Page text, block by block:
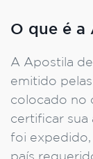
O que é a
A Apostila
emitido
colocado no
certificar sua
foi expedido,